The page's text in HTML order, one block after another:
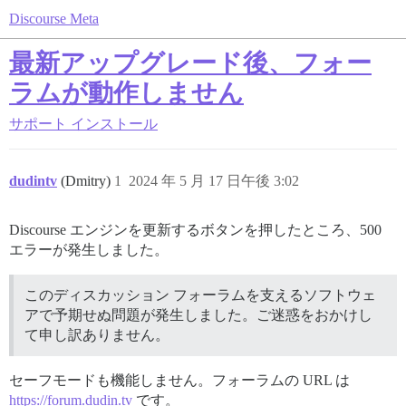
Discourse Meta
最新アップグレード後、フォー
ラムが動作しません
サポート インストール
dudintv (Dmitry) 2024 年 5 月 17 日午後 3:02
1
Discourse エンジンを更新するボタンを押したところ、500
エラーが発生しました。
このディスカッション フォーラムを支えるソフトウェ
アで予期せぬ問題が発生しました。ご迷惑をおかけし
て申し訳ありません。
セーフモードも機能しません。フォーラムの URL は
https://forum.dudin.tv です。